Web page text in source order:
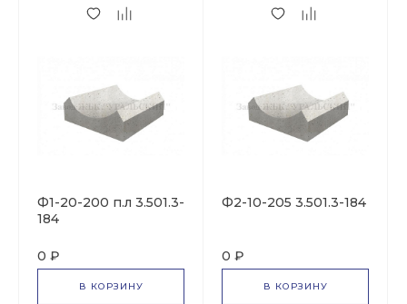
Ф1-20-200 п.л 3.501.3-
184
0 ₽
В КОРЗИНУ
Ф2-10-205 3.501.3-184
0 ₽
В КОРЗИНУ